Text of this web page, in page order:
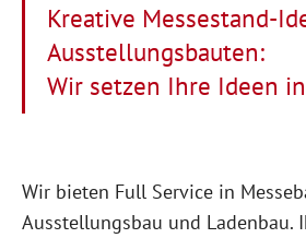
Kreative Messestand-
Ausstellungsbauten:
Wir setzen Ihre Ideen
Wir bieten Full Service in
Ausstellungsbau und Ladenbau.